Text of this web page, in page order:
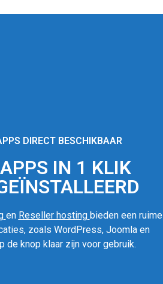
DIRECT BESCHIKBAAR
IN 1 KLIK
en Reseller hosting bieden een ruime
zoals WordPress, Joomla en
de knop klaar zijn voor gebruik.